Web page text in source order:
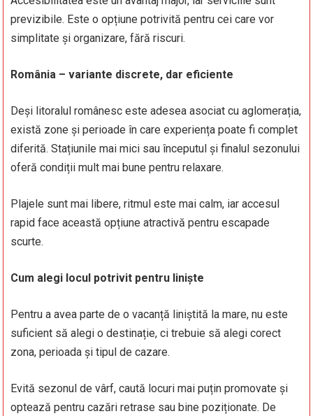
previzibile. Este o opțiune potrivită pentru cei care vor
simplitate și organizare, fără riscuri.
România – variante discrete, dar eficiente
Deși litoralul românesc este adesea asociat cu aglomerația,
există zone și perioade în care experiența poate fi complet
diferită. Stațiunile mai mici sau începutul și finalul sezonului
oferă condiții mult mai bune pentru relaxare.
Plajele sunt mai libere, ritmul este mai calm, iar accesul
rapid face această opțiune atractivă pentru escapade
scurte.
Cum alegi locul potrivit pentru liniște
Pentru a avea parte de o vacanță liniștită la mare, nu este
suficient să alegi o destinație, ci trebuie să alegi corect
zona, perioada și tipul de cazare.
Evită sezonul de vârf, caută locuri mai puțin promovate și
optează pentru cazări retrase sau bine poziționate. De